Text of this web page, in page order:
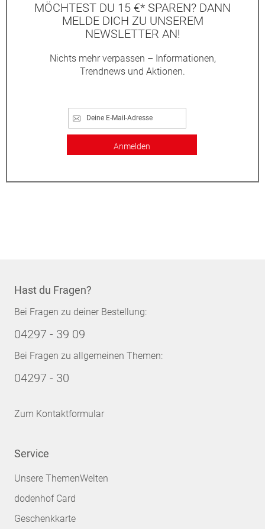
MÖCHTEST DU 15 €* SPAREN? DANN
MELDE DICH ZU UNSEREM
NEWSLETTER AN!
Nichts mehr verpassen – Informationen,
Trendnews und Aktionen.
Anmelden
Hast du Fragen?
Bei Fragen zu deiner Bestellung:
04297 - 39 09
Bei Fragen zu allgemeinen Themen:
04297 - 30
Zum Kontaktformular
Service
Unsere ThemenWelten
dodenhof Card
Geschenkkarte